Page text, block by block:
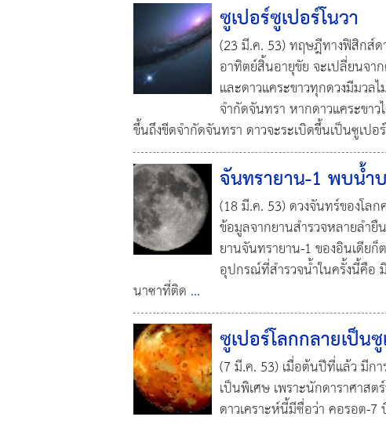
ซูเปอร์ซูเปอร์โนวา
(23 มี.ค. 53) ทฤษฎีทางฟิสิกส์
อาทิตย์สิ้นอายุขัย จะเปลี่ยนจา
และดาวแคระขาวทุกดวงมีมวล
จำกัดจันทรา หากดาวแคระขา
ขึ้นถึงขีดจำกัดจันทรา ดาวจะระเบิดขึ้นเป็นซูเปอ
จันทรายาน-1 พบน้ำ
(18 มี.ค. 53) ดวงจันทร์ของโล
ข้อมูลจากยานสำรวจหลายลำยื
ยานจันทรายาน-1 ของอินเดีย
อุปกรณ์ที่สำรวจน้ำในครั้งนี้คือ มิ
นาซาที่ติด ...
ซูเปอร์โลกกลายเป็นซู
(7 มี.ค. 53) เมื่อต้นปีที่แล้ว มีก
เป็นพิเศษ เพราะนักดาราศาส
ดาวเคราะห์นี้มีชื่อว่า คอรอต-7